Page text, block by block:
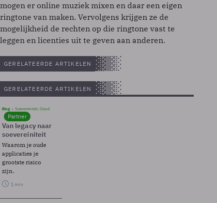
mogen er online muziek mixen en daar een eigen
ringtone van maken. Vervolgens krijgen ze de
mogelijkheid de rechten op die ringtone vast te
leggen en licenties uit te geven aan anderen.
GERELATEERDE ARTIKELEN
GERELATEERDE ARTIKELEN
Blog Soevereinteit, Cloud
Partner
Van legacy naar
soevereiniteit
Waarom je oude
applicaties je
grootste risico
zijn.
1 min